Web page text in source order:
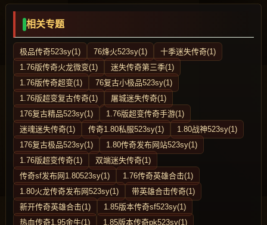
相关专题
极品传奇523sy(1) 76烽火523sy(1)
十季迷失传奇(1)
1.76版传奇火龙微变(1)
迷失传奇第三季(1)
1.76版传奇超变(1)
76复古小极品523sy(1)
1.76版超变复古传奇(1)
屠城迷失传奇(1)
176复古精品523sy(1)
1.76版超变传奇手游(1)
迷魂迷失传奇(1)
传奇1.80私服523sy(1)
1.80战神523sy(1)
176复古极品523sy(1)
1.80传奇发布网站523sy(1)
1.76版超变传奇(1)
双端迷失传奇(1)
传奇sf发布网1.80523sy(1)
1.76传奇英雄合击(1)
1.80火龙传奇发布网523sy(1)
带英雄合击传奇(1)
新开传奇英雄合击(1)
1.85版本传奇sf523sy(1)
热血传奇1.95金牛(1)
1.85版本传奇pk523sy(1)